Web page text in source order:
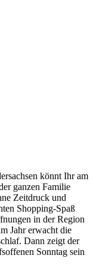
könnt Ihr am
ganzen Familie
Zeitdruck und
Shopping-Spaß
in der Region
Jahr erwacht die
Dann zeigt der
Sonntag sein